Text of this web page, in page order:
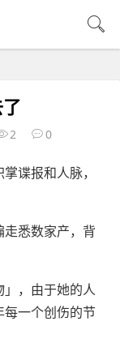
2 0
谍报和人脉，
悉数家产，背
，由于她的人
每一个创伤的节